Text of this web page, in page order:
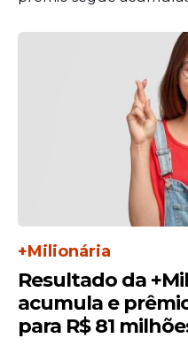
+Milionária
Resultado da
acumula e
para R$ 81